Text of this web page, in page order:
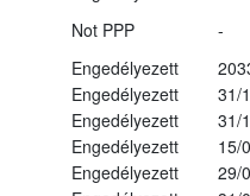
Not PPP
-
Engedélyezett
Engedélyezett
31/
Engedélyezett
31/
Engedélyezett
15/
Engedélyezett
29/